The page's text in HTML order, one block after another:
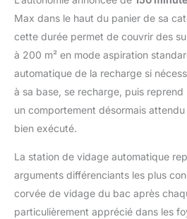
Max dans le haut du panier de sa
cette durée permet de couvrir des
à 200 m² en mode aspiration
automatique de la recharge si
à sa base, se recharge, puis
un comportement désormais
bien exécuté.
La station de vidage automatique
arguments différenciants les plus
corvée de vidage du bac après
particulièrement apprécié dans les